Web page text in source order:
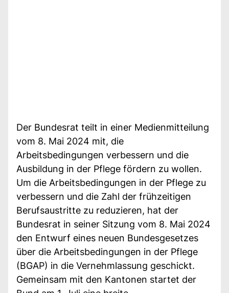
Der Bundesrat teilt in einer Medienmitteilung
vom 8. Mai 2024 mit, die
Arbeitsbedingungen verbessern und die
Ausbildung in der Pflege fördern zu wollen.
Um die Arbeitsbedingungen in der Pflege zu
verbessern und die Zahl der frühzeitigen
Berufsaustritte zu reduzieren, hat der
Bundesrat in seiner Sitzung vom 8. Mai 2024
den Entwurf eines neuen Bundesgesetzes
über die Arbeitsbedingungen in der Pflege
(BGAP) in die Vernehmlassung geschickt.
Gemeinsam mit den Kantonen startet der